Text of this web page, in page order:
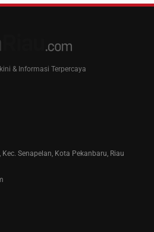
& Informasi Terpercaya
Senapelan, Kota Pekanbaru, Riau